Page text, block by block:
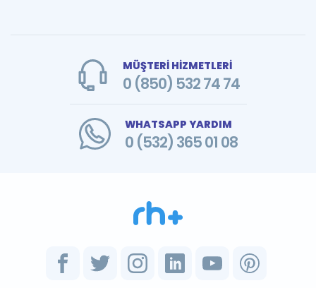
MÜŞTERİ HİZMETLERİ
0 (850) 532 74 74
WHATSAPP YARDIM
0 (532) 365 01 08